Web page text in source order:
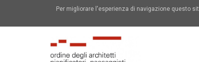
Per migliorare l'esperienza di navigazione questo